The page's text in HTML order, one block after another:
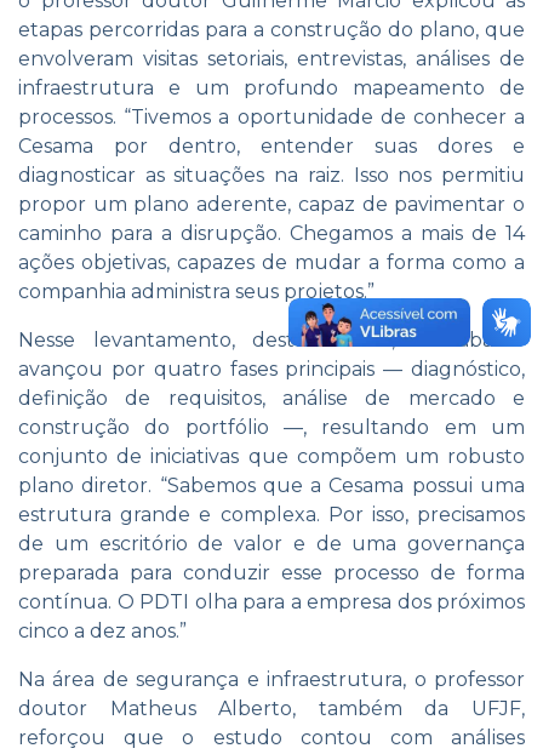
etapas percorridas para a construção do plano, que
envolveram visitas setoriais, entrevistas, análises de
infraestrutura e um profundo mapeamento de
processos. “Tivemos a oportunidade de conhecer a
Cesama por dentro, entender suas dores e
diagnosticar as situações na raiz. Isso nos permitiu
propor um plano aderente, capaz de pavimentar o
caminho para a disrupção. Chegamos a mais de 14
ações objetivas, capazes de mudar a forma como a
companhia administra seus projetos.”
Nesse levantamento, destacou ele, o trabalho
avançou por quatro fases principais — diagnóstico,
definição de requisitos, análise de mercado e
construção do portfólio —, resultando em um
conjunto de iniciativas que compõem um robusto
plano diretor. “Sabemos que a Cesama possui uma
estrutura grande e complexa. Por isso, precisamos
de um escritório de valor e de uma governança
preparada para conduzir esse processo de forma
contínua. O PDTI olha para a empresa dos próximos
cinco a dez anos.”
Na área de segurança e infraestrutura, o professor
doutor Matheus Alberto, também da UFJF,
reforçou que o estudo contou com análises